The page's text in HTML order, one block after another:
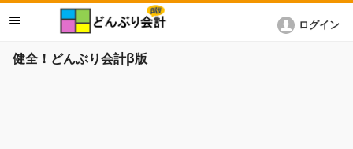
健全！どんぶり会計β版
ログイン